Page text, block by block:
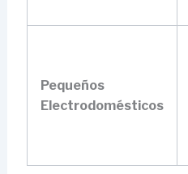
Pequeños
Electrodomésticos